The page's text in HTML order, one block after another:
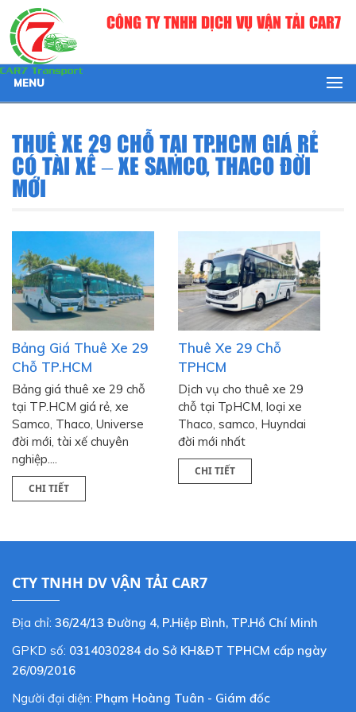
CÔNG TY TNHH DỊCH VỤ VẬN TẢI CAR7
MENU
THUÊ XE 29 CHỖ TẠI TP.HCM GIÁ RẺ
CÓ TÀI XẾ – XE SAMCO, THACO ĐỜI
MỚI
Bảng Giá Thuê Xe 29
Chỗ TP.HCM
Bảng giá thuê xe 29 chỗ
tại TP.HCM giá rẻ, xe
Samco, Thaco, Universe
đời mới, tài xế chuyên
nghiệp....
CHI TIẾT
Thuê Xe 29 Chỗ
TPHCM
Dịch vụ cho thuê xe 29
chỗ tại TpHCM, loại xe
Thaco, samco, Huyndai
đời mới nhất
CHI TIẾT
CTY TNHH DV VẬN TẢI CAR7
Địa chỉ: 36/24/13 Đường 4, P.Hiệp Bình, TP.Hồ Chí Minh
GPKD số: 0314030284 do Sở KH&ĐT TPHCM cấp ngày
26/09/2016
Người đại diện: Phạm Hoàng Tuân - Giám đốc